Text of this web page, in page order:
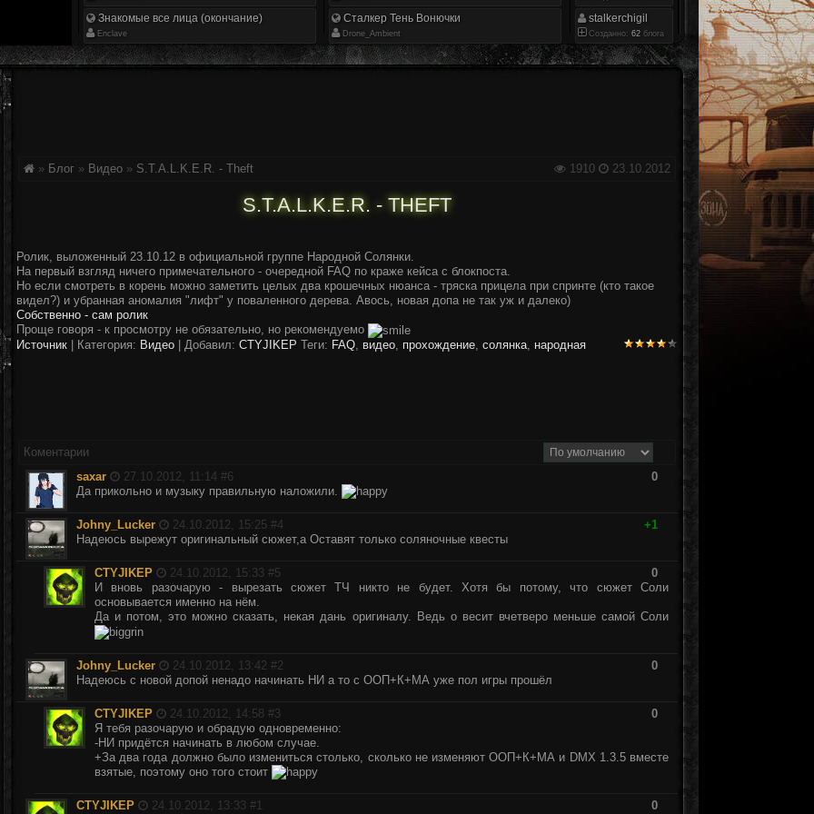
Знакомые все лица (окончание)
Enclave
Сталкер Тень Вонючки
Drone_Ambient
stalkerchigil
Созданно: 62 блога
1910 23.10.2012
» Блог » Видео » S.T.A.L.K.E.R. - Theft
S.T.A.L.K.E.R. - THEFT
Ролик, выложенный 23.10.12 в официальной группе Народной Солянки.
На первый взгляд ничего примечательного - очередной FAQ по краже кейса с блокпоста.
Но если смотреть в корень можно заметить целых два крошечных нюанса - тряска прицела при спринте (кто такое
видел?) и убранная аномалия "лифт" у поваленного дерева. Авось, новая допа не так уж и далеко)
Собственно - сам ролик
Проще говоря - к просмотру не обязательно, но рекомендуемо
Источник | Категория: Видео | Добавил: CTYJIKEP Теги: FAQ видео прохождение солянка народная
Коментарии
saxar
27.10.2012, 11:14 #6
0
Да прикольно и музыку правильную наложили.
Johny_Lucker 24.10.2012, 15:25 #4
+1
Надеюсь вырежут оригинальный сюжет,а Оставят только соляночные квесты
CTYJIKEP 24.10.2012, 15:33 #5
0
И вновь разочарую - вырезать сюжет ТЧ никто не будет. Хотя бы потому, что сюжет Соли
основывается именно на нём.
Да и потом, это можно сказать, некая дань оригиналу. Ведь о весит вчетверо меньше самой Соли
Johny_Lucker 24.10.2012, 13:42 #2
0
Надеюсь с новой допой ненадо начинать НИ а то с ООП+К+МА уже пол игры прошёл
CTYJIKEP 24.10.2012, 14:58 #3
0
Я тебя разочарую и обрадую одновременно:
-НИ придётся начинать в любом случае.
+За два года должно было измениться столько, сколько не изменяют ООП+К+МА и DMX 1.3.5 вместе
взятые, поэтому оно того стоит
CTYJIKEP 24.10.2012, 13:33 #1
0